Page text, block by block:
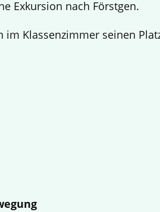
Exkursion nach Förstgen.
Klassenzimmer seinen